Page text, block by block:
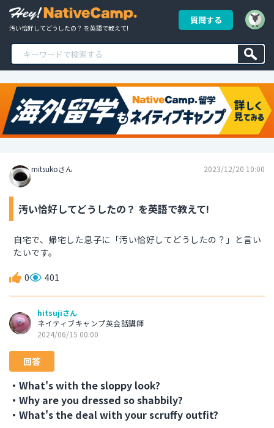
汚い恰好してどうしたの？ を英語で教えて!
質問する
mitsukoさん 2023/12/20 10:00
汚い恰好してどうしたの？ を英語で教えて!
自宅で、帰宅した息子に「汚い恰好してどうしたの？」と言い
たいです。
0 401
hitsujiさん
ネイティブキャンプ英会話講師
2024/06/15 00:00
回答
・What's with the sloppy look?
・Why are you dressed so shabbily?
・What's the deal with your scruffy outfit?